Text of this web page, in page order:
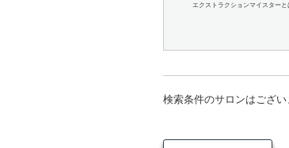
エクストラクションマイスター
検索条件のサロンはござい